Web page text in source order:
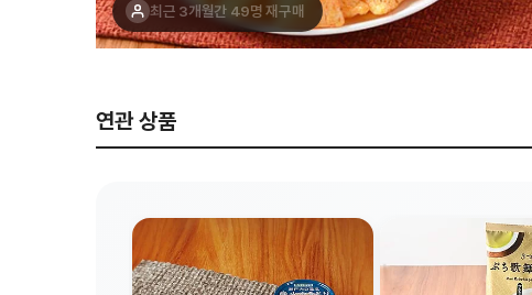
최근 1주간 11명 구매
연관 상품